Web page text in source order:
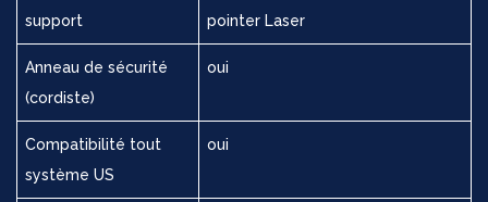
support
pointer Laser
Anneau de sécurité
(cordiste)
oui
Compatibilité tout
système US
oui